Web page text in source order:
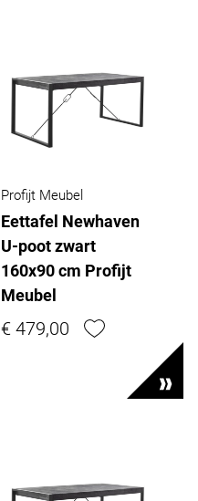
Profijt Meubel
Eettafel Newhaven
U-poot zwart
160x90 cm Profijt
Meubel
€ 479,00